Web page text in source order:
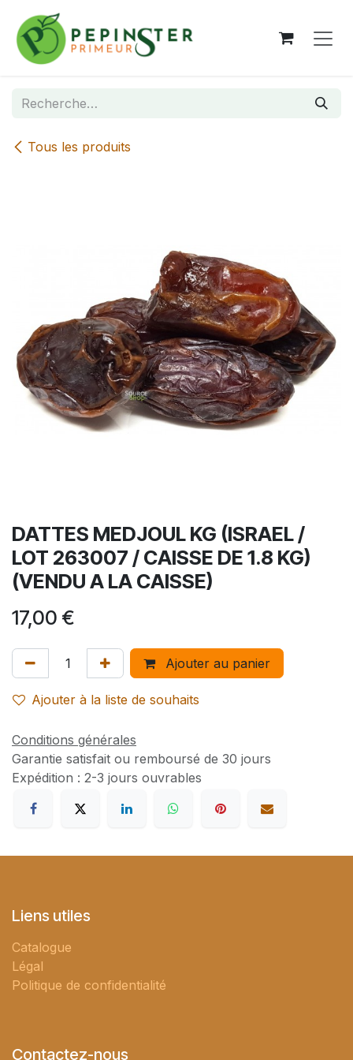
Se rendre au contenu
Tous les produits
DATTES MEDJOUL KG (ISRAEL /
LOT 263007 / CAISSE DE 1.8 KG)
(VENDU A LA CAISSE)
17,00 €
Ajouter au panier
Ajouter à la liste de souhaits
Conditions générales
Garantie satisfait ou remboursé de 30 jours
Expédition : 2-3 jours ouvrables
Liens utiles
Catalogue
Légal
Politique de confidentialité
Contactez-nous